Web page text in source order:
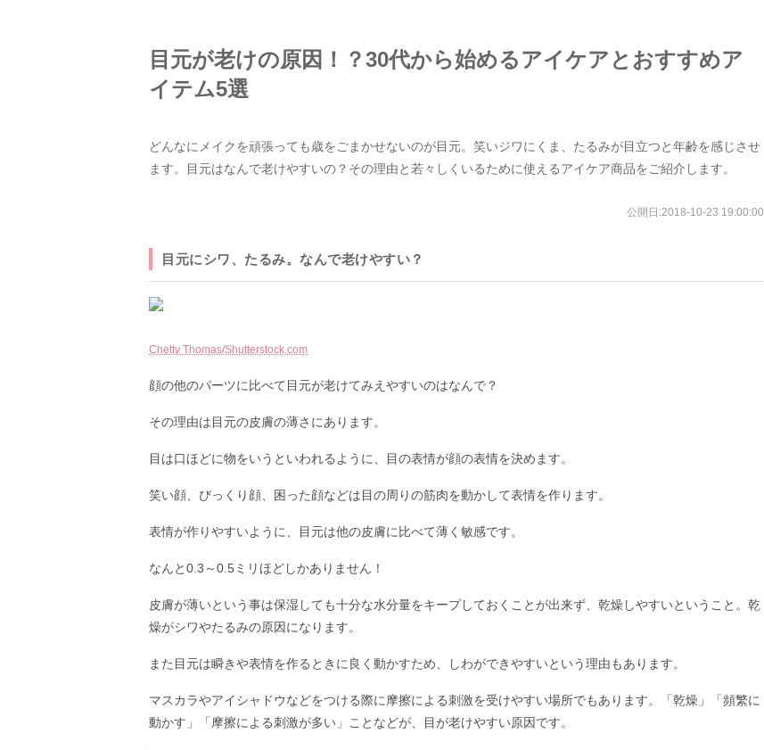
目元が老けの原因！？30代から始めるアイケアとおすすめア
イテム5選
どんなにメイクを頑張っても歳をごまかせないのが目元。笑いジワにくま、たるみが目立つと年齢を感じさせ
ます。目元はなんで老けやすいの？その理由と若々しくいるために使えるアイケア商品をご紹介します。
公開日:2018-10-23 19:00:00
目元にシワ、たるみ。なんで老けやすい？
Chetty Thomas/Shutterstock.com
顔の他のパーツに比べて目元が老けてみえやすいのはなんで？
その理由は目元の皮膚の薄さにあります。
目は口ほどに物をいうといわれるように、目の表情が顔の表情を決めます。
笑い顔、びっくり顔、困った顔などは目の周りの筋肉を動かして表情を作ります。
表情が作りやすいように、目元は他の皮膚に比べて薄く敏感です。
なんと0.3～0.5ミリほどしかありません！
皮膚が薄いという事は保湿しても十分な水分量をキープしておくことが出来ず、乾燥しやすいということ。乾
燥がシワやたるみの原因になります。
また目元は瞬きや表情を作るときに良く動かすため、しわができやすいという理由もあります。
マスカラやアイシャドウなどをつける際に摩擦による刺激を受けやすい場所でもあります。「乾燥」「頻繁に
動かす」「摩擦による刺激が多い」ことなどが、目が老けやすい原因です。